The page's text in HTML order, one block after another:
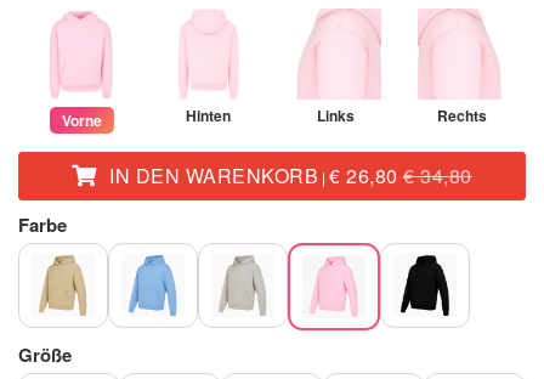
Vorne Hinten Links Rechts
IN DEN WARENKORB |€ 26,80€ 34,80
Farbe
Größe